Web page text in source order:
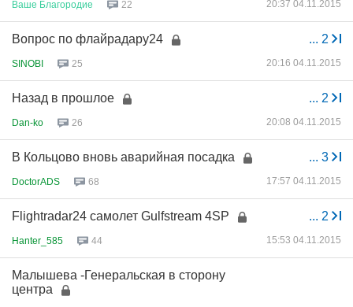
Ваше Благородие 22 20:37 04.11.2015
... 2
Вопрос по флайрадару24
SINOBI 25 20:16 04.11.2015
... 2
Назад в прошлое
Dan-ko 26 20:08 04.11.2015
... 3
В Кольцово вновь аварийная посадка
DoctorADS 68 17:57 04.11.2015
... 2
Flightradar24 самолет Gulfstream 4SP
Hanter_585 44 15:53 04.11.2015
Малышева -Генеральская в сторону
центра